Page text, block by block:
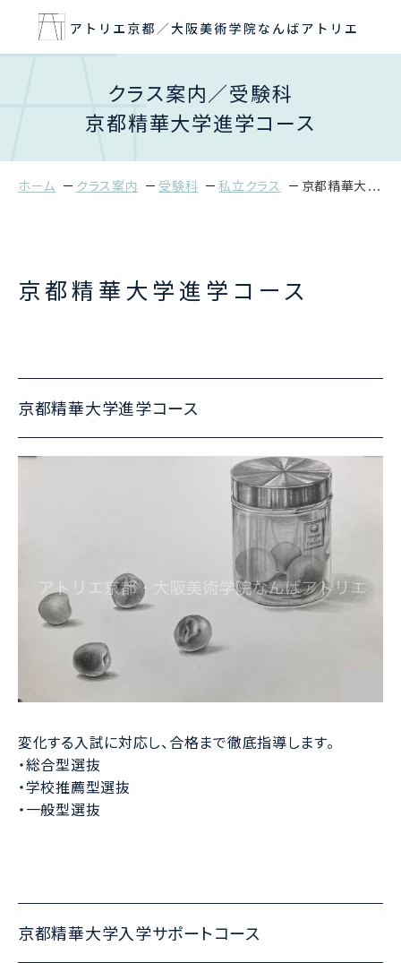
クラス案内／受験科
京都精華大学進学コース
ホーム クラス案内 受験科 私立クラス 京都精華大学進学コース
京都精華大学進学コース
京都精華大学進学コース
変化する入試に対応し、合格まで徹底指導します。
・総合型選抜
・学校推薦型選抜
・一般型選抜
京都精華大学入学サポートコース